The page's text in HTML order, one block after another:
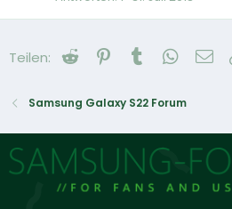
Teilen: Reddit Pinterest
Tumblr
Samsung Galaxy S22 Forum